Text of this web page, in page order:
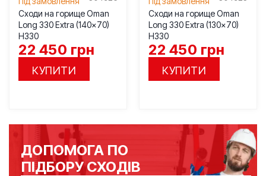
Сходи на горище Oman
Long 330 Extra (140×70)
H330
22 450 грн
КУПИТИ
Сходи на горище Oman
Long 330 Extra (130×70)
H330
22 450 грн
КУПИТИ
ДОПОМОГА ПО
ПІДБОРУ СХОДІВ